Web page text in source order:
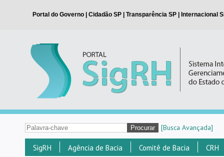
[Busca Avançada]
SigRH Agência de Bacia Comitê de Bacia CRH